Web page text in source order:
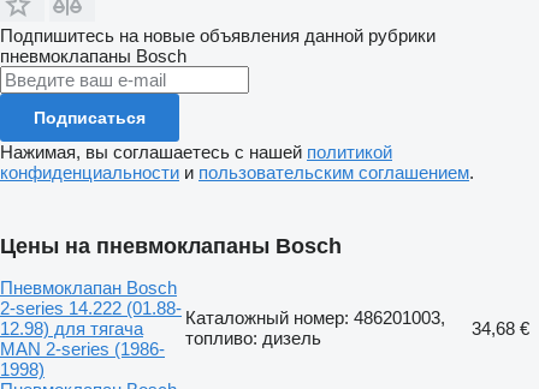
Подпишитесь на новые объявления данной рубрики
пневмоклапаны Bosch
Подписаться
Нажимая, вы соглашаетесь с нашей политикой
конфиденциальности и пользовательским соглашением.
Цены на пневмоклапаны Bosch
Пневмоклапан Bosch
2-series 14.222 (01.88-
12.98) для тягача
MAN 2-series (1986-
1998)
Каталожный номер: 486201003,
топливо: дизель
34,68 €